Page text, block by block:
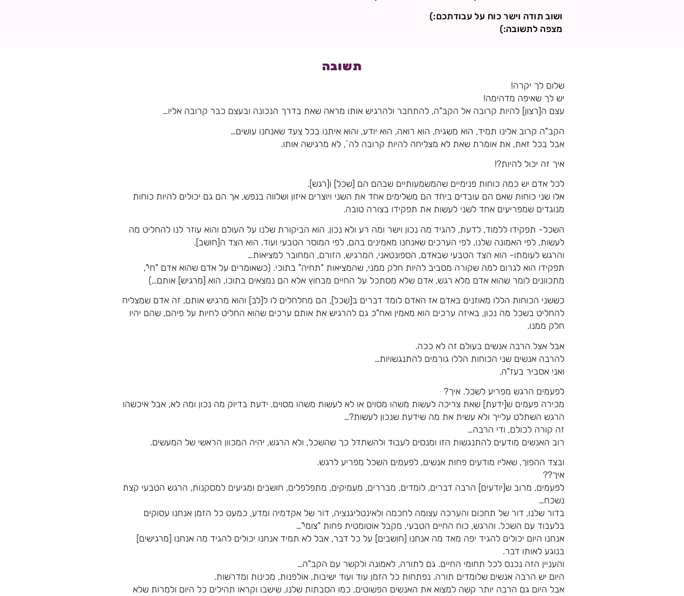
ושוב תודה וישר כוח על עבודתכם:)
מצפה לתשובה:)
תשובה
שלום לך יקרה!
יש לך שאיפה מדהימה!
עצם ה[רצון] להיות קרובה אל הקב"ה, להתחבר ולהרגיש אותו מראה שאת בדרך הנכונה ובעצם כבר קרובה אליו…
הקב"ה קרוב אלינו תמיד, הוא משגיח, הוא רואה, הוא יודע, והוא איתנו בכל צעד שאנחנו עושים…
אבל בכל זאת, את אומרת שאת לא מצליחה להיות קרובה לה´, לא מרגישה אותו.
איך זה יכול להיות?!
לכל אדם יש כמה כוחות פנימיים שהמשמעותיים שבהם הם [שכל] ו[רגש].
אלו שני כוחות שאם הם עובדים ביחד הם משלימים אחד את השני ויוצרים איזון ושלווה בנפש, אך הם גם יכולים להיות כוחות
מנוגדים שמפריעים אחד לשני לעשות את תפקידו בצורה טובה.
השכל- תפקידו ללמוד, לדעת, להגיד מה נכון וישר ומה רע ולא נכון. הוא הביקורת שלנו על העולם והוא עוזר לנו להחליט מה
לעשות, לפי האמונה שלנו, לפי הערכים שאנחנו מאמינים בהם, לפי המוסר הטבעי ועוד. הוא הצד ה[חושב].
והרגש לעומתו- הוא הצד הטבעי שבאדם, הספונטאני, המרגיש, הזורם, המחובר למציאות…
תפקידו הוא לגרום למה שקורה מסביב להיות חלק ממני, שהמציאות "תחיה" בתוכי. (כשאומרים על אדם שהוא אדם "חי",
מתכוונים לומר שהוא אדם מלא רגש, אדם שלא מסתכל על החיים מבחוץ אלא הם נמצאים בתוכו, הוא [מרגיש] אותם…)
כששני הכוחות הללו מאוזנים באדם אז האדם לומד דברים ב[שכל], הם מחלחלים לו ל[לב] והוא מרגיש אותם, זה אדם שמצליח
להחליט בשכל מה נכון, באיזה ערכים הוא מאמין ואח"כ גם להרגיש את אותם ערכים שהוא החליט לחיות על פיהם, שהם יהיו
חלק ממנו.
אבל אצל הרבה אנשים בעולם זה לא ככה.
להרבה אנשים שני הכוחות הללו גורמים להתנגשויות…
ואני אסביר בעז"ה.
לפעמים הרגש מפריע לשכל. איך?
מכירה פעמים ש[ידעת] שאת צריכה לעשות משהו מסוים או לא לעשות משהו מסוים. ידעת בדיוק מה נכון ומה לא, אבל איכשהו
הרגש השתלט עלייך ולא עשית את מה שידעת שנכון לעשות?…
זה קורה לכולם, ודי הרבה…
רוב האנשים מודעים להתנגשות הזו ומנסים לעבוד ולהשתדל כך שהשכל, ולא הרגש, יהיה המכוון הראשי של המעשים.
ובצד ההפוך, שאליו מודעים פחות אנשים, לפעמים השכל מפריע לרגש.
איך??
לפעמים, מרוב ש[יודעים] הרבה דברים, לומדים, מבררים, מעמיקים, מתפלפלים, חושבים ומגיעים למסקנות, הרגש הטבעי קצת
נשכח…
בדור שלנו, דור של תחכום והערכה עצומה לחכמה ולאינטליגנציה, דור של אקדמיה ומדע, כמעט כל הזמן אנחנו עסוקים
בלעבוד עם השכל. והרגש, כוח החיים הטבעי, מקבל אוטומטית פחות "צומי"…
אנחנו היום יכולים להגיד יפה מאד מה אנחנו [חושבים] על כל דבר, אבל לא תמיד אנחנו יכולים להגיד מה אנחנו [מרגישים]
בנוגע לאותו דבר.
והעניין הזה נכנס לכל תחומי החיים. גם לתורה, לאמונה ולקשר עם הקב"ה…
היום יש הרבה אנשים שלומדים תורה. נפתחות כל הזמן עוד ועוד ישיבות, אולפנות, מכינות ומדרשות.
אבל היום גם הרבה יותר קשה למצוא את האנשים הפשוטים, כמו הסבתות שלנו, שישבו וקראו תהילים כל היום ולמרות שלא